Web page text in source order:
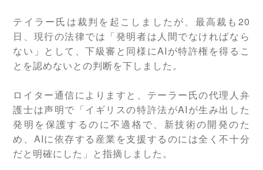
テイラー氏は裁判を起こしましたが、最高裁も20
日、現行の法律では「発明者は人間でなければなら
ない」として、下級審と同様にAIが特許権を得るこ
とを認めないとの判断を下しました。
ロイター通信によりますと、テーラー氏の代理人弁
護士は声明で「イギリスの特許法がAIが生み出した
発明を保護するのに不適格で、新技術の開発のた
め、AIに依存する産業を支援するのには全く不十分
だと明確にした」と指摘しました。